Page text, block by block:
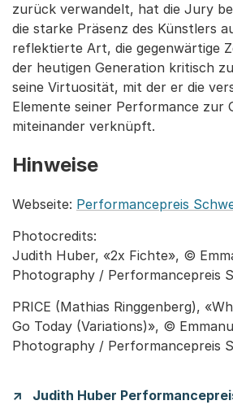
zurück verwandelt, hat die Jury
die starke Präsenz des Künstlers
reflektierte Art, die gegenwärtige
der heutigen Generation kritisch
seine Virtuosität, mit der er die
Elemente seiner Performance zur
miteinander verknüpft.
Hinweise
Webseite: Performancepreis
Photocredits:
Judith Huber, «2x Fichte», ©
Photography / Performancepreis
PRICE (Mathias Ringgenberg),
Go Today (Variations)», ©
Photography / Performancepreis
Judith Huber